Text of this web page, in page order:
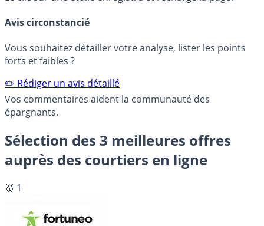
Avis circonstancié
Vous souhaitez détailler votre analyse, lister les points
forts et faibles ?
✏️ Rédiger un avis détaillé
Vos commentaires aident la communauté des
épargnants.
Sélection des 3 meilleures offres
auprès des courtiers en ligne
🥇 1